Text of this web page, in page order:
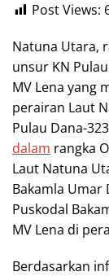
Post Views:
Natuna Utara,
unsur KN
MV Lena yang
perairan Laut
Pulau Dana-
dalam rangka
Laut Natuna
Bakamla
Puskodal
MV Lena di
Berdasarkan